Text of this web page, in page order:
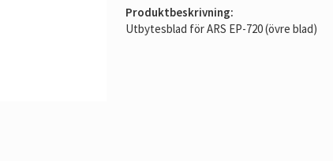
Produktbeskrivning:
Utbytesblad för ARS EP-720 (övre blad)